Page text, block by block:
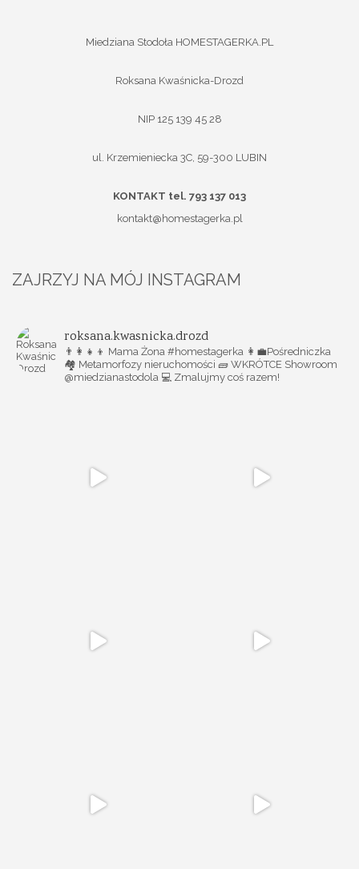
Miedziana Stodoła HOMESTAGERKA.PL
Roksana Kwaśnicka-Drozd
NIP 125 139 45 28
ul. Krzemieniecka 3C, 59-300 LUBIN
KONTAKT tel. 793 137 013
kontakt@homestagerka.pl
ZAJRZYJ NA MÓJ INSTAGRAM
roksana.kwasnicka.drozd
👨‍👩‍👧‍👦 Mama Żona #homestagerka 👩‍💼Pośredniczka
🏘️ Metamorfozy nieruchomości 🧱 WKRÓTCE Showroom
@miedzianastodola 💻 Zmalujmy coś razem!